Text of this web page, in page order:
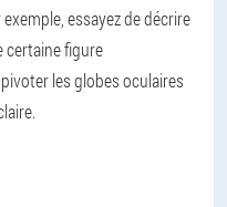
essayez de décrire
certaine figure
les globes oculaires